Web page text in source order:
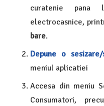
curatenie pana
electrocasnice,
bare.
Depune o
meniul aplicatiei
Accesa din meniu
Consumatori,